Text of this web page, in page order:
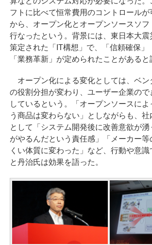
フトに比べて恒常費用のコントロールが
から、オープン化とオープンソースソフ
行なったという。背景には、東日本大震
策定された「IT構想」で、「信頼確保」
「業務革新」が定められたことがあると
オープン化による変化としては、ベン
の役割分担が変わり、ユーザー企業ので
しているという。「オープンソースに
う商品は変わらない」としながらも、
として「システム開発後に改善意欲が湧
がやるんだという責任感」「メーカー等
くい体質に変わった」など、行動や意識
と丹治氏は効果を語った。